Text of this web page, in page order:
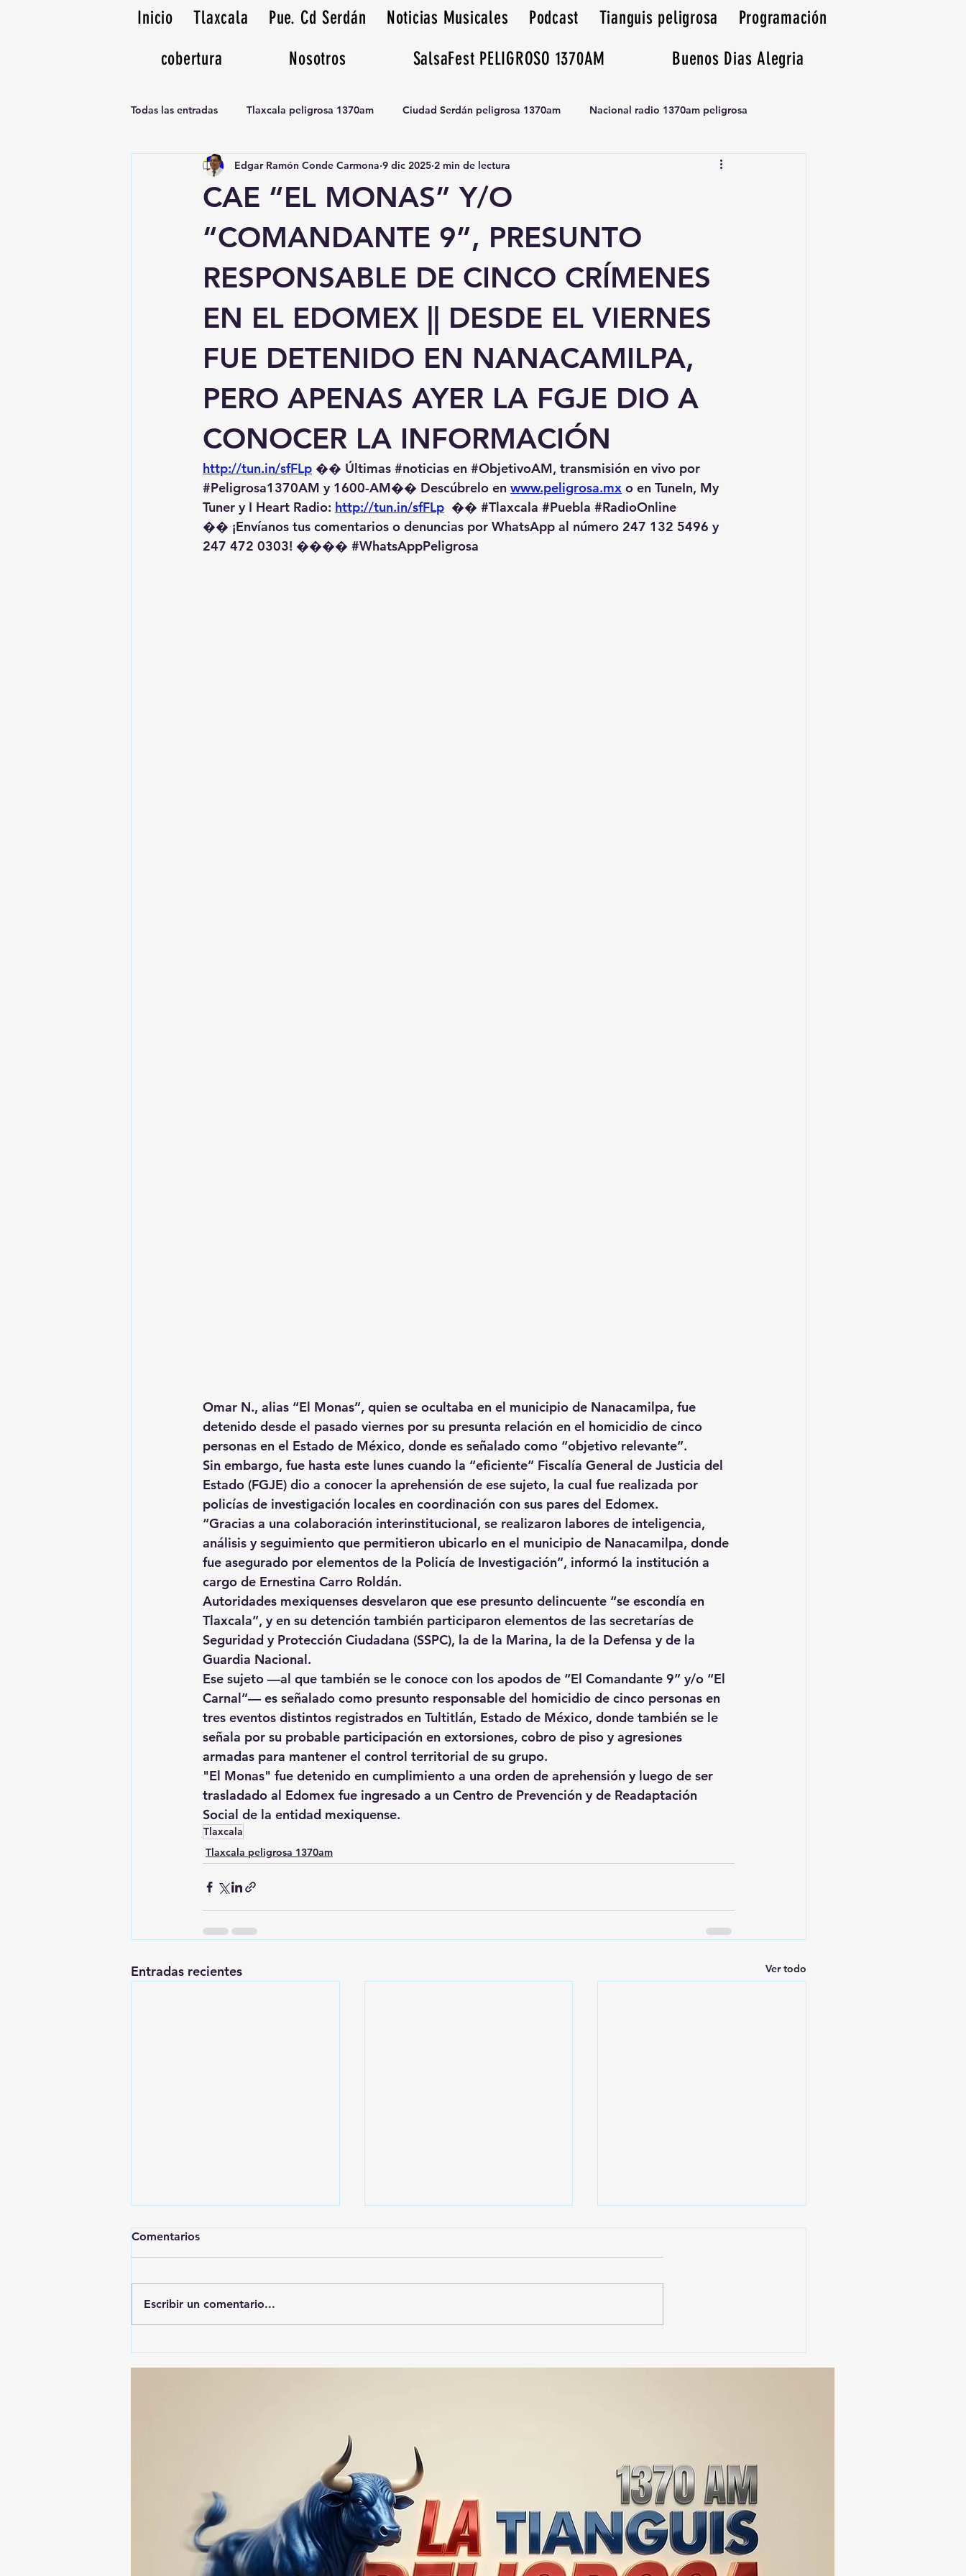
Inicio Tlaxcala Pue. Cd Serdán Noticias Musicales Podcast Tianguis peligrosa
Programación
cobertura
Nosotros SalsaFest PELIGROSO 1370AM Buenos Dias Alegria
Todas las entradas Tlaxcala peligrosa 1370am Ciudad Serdán peligrosa 1370am Nacional radio 1370am peligrosa
Noticias Musicales radio 1370am Tianguis peligrosa 1370am huamantla
CAE “EL MONAS” Y/O
“COMANDANTE 9”, PRESUNTO
RESPONSABLE DE CINCO CRÍMENES
EN EL EDOMEX || DESDE EL VIERNES
FUE DETENIDO EN NANACAMILPA,
PERO APENAS AYER LA FGJE DIO A
CONOCER LA INFORMACIÓN
Edgar Ramón Conde Carmona 9 dic 2025 2 min de lectura
http://tun.in/sfFLp �� Últimas #noticias en #ObjetivoAM, transmisión en vivo por
#Peligrosa1370AM y 1600-AM��️ Descúbrelo en www.peligrosa.mx o en TuneIn, My
Tuner y I Heart Radio: http://tun.in/sfFLp �� #Tlaxcala #Puebla #RadioOnline
�� ¡Envíanos tus comentarios o denuncias por WhatsApp al número 247 132 5496 y
247 472 0303! ��️�� #WhatsAppPeligrosa
Omar N., alias “El Monas”, quien se ocultaba en el municipio de Nanacamilpa, fue
detenido desde el pasado viernes por su presunta relación en el homicidio de cinco
personas en el Estado de México, donde es señalado como “objetivo relevante”.
Sin embargo, fue hasta este lunes cuando la “eficiente” Fiscalía General de Justicia del
Estado (FGJE) dio a conocer la aprehensión de ese sujeto, la cual fue realizada por
policías de investigación locales en coordinación con sus pares del Edomex.
“Gracias a una colaboración interinstitucional, se realizaron labores de inteligencia,
análisis y seguimiento que permitieron ubicarlo en el municipio de Nanacamilpa, donde
fue asegurado por elementos de la Policía de Investigación”, informó la institución a
cargo de Ernestina Carro Roldán.
Autoridades mexiquenses desvelaron que ese presunto delincuente “se escondía en
Tlaxcala”, y en su detención también participaron elementos de las secretarías de
Seguridad y Protección Ciudadana (SSPC), la de la Marina, la de la Defensa y de la
Guardia Nacional.
Ese sujeto —al que también se le conoce con los apodos de “El Comandante 9” y/o “El
Carnal”— es señalado como presunto responsable del homicidio de cinco personas en
tres eventos distintos registrados en Tultitlán, Estado de México, donde también se le
señala por su probable participación en extorsiones, cobro de piso y agresiones
armadas para mantener el control territorial de su grupo.
"El Monas" fue detenido en cumplimiento a una orden de aprehensión y luego de ser
trasladado al Edomex fue ingresado a un Centro de Prevención y de Readaptación
Social de la entidad mexiquense.
Tlaxcala
Tlaxcala peligrosa 1370am
Entradas recientes Ver todo
A PRESUNTO
GOBIERNO ADMITE QUE
25 MIL DOSIS DE DROGA
Comentarios
Escribir un comentario...